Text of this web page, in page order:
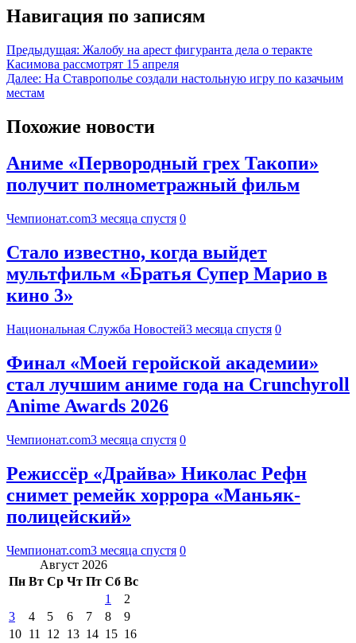
Навигация по записям
Предыдущая: Жалобу на арест фигуранта дела о теракте
Касимова рассмотрят 15 апреля
Далее: На Ставрополье создали настольную игру по казачьим
местам
Похожие новости
Аниме «Первородный грех Такопи»
получит полнометражный фильм
Чемпионат.com3 месяца спустя 0
Стало известно, когда выйдет
мультфильм «Братья Супер Марио в
кино 3»
Национальная Служба Новостей3 месяца спустя 0
Финал «Моей геройской академии»
стал лучшим аниме года на Crunchyroll
Anime Awards 2026
Чемпионат.com3 месяца спустя 0
Режиссёр «Драйва» Николас Рефн
снимет ремейк хоррора «Маньяк-
полицейский»
Чемпионат.com3 месяца спустя 0
Август 2026
Пн Вт Ср Чт Пт Сб Вс
1
2
3
4 5 6 7 8
9
10 11 12 13 14 15 16